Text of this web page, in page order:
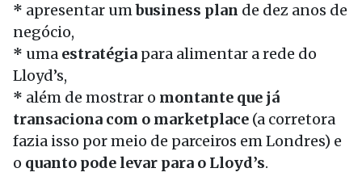
* apresentar umbusiness plan de dez anos de
negócio,
* uma estratégia para alimentar a rede do
Lloyd’s,
* além de mostrar o montante que já
transaciona com o marketplace (a corretora
fazia isso por meio de parceiros em Londres) e
o quanto pode levar para o Lloyd’s.